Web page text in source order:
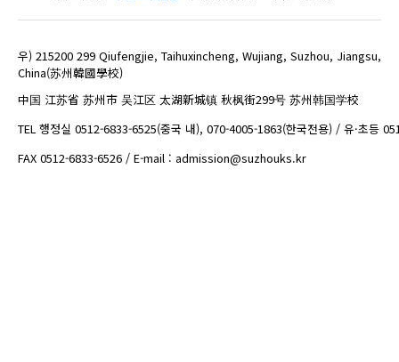
우) 215200 299 Qiufengjie, Taihuxincheng, Wujiang, Suzhou, Jiangsu,
China(苏州韓國學校)
中国 江苏省 苏州市 吴江区 太湖新城镇 秋枫街299号 苏州韩国学校
TEL 행정실 0512-6833-6525(중국 내), 070-4005-1863(한국전용) / 유·초등
FAX 0512-6833-6526 / E-mail : admission@suzhouks.kr